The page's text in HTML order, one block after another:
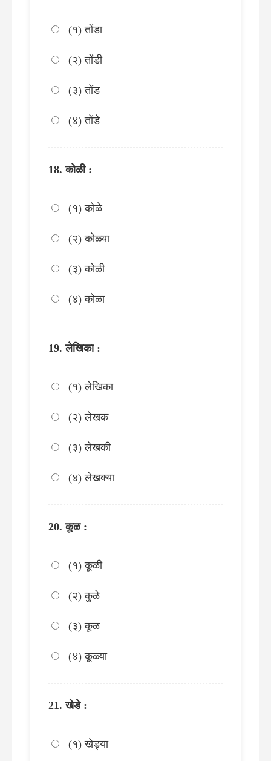
(१) तोंडा
(२) तोंडी
(३) तोंड
(४) तोंडे
कोळी :
(१) कोळे
(२) कोळ्या
(३) कोळी
(४) कोळा
लेखिका :
(१) लेखिका
(२) लेखक
(३) लेखकी
(४) लेखक्या
कूळ :
(१) कूळी
(२) कुळे
(३) कूळ
(४) कूळ्या
खेडे :
(१) खेड्या